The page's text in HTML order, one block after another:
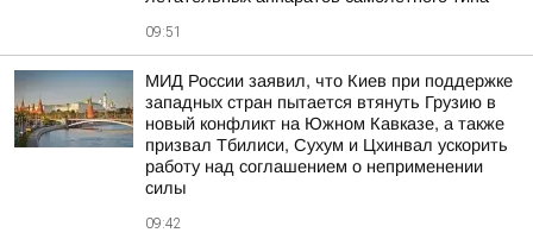
09:51
МИД России заявил, что Киев при поддержке
западных стран пытается втянуть Грузию в
новый конфликт на Южном Кавказе, а также
призвал Тбилиси, Сухум и Цхинвал ускорить
работу над соглашением о неприменении
силы
09:42